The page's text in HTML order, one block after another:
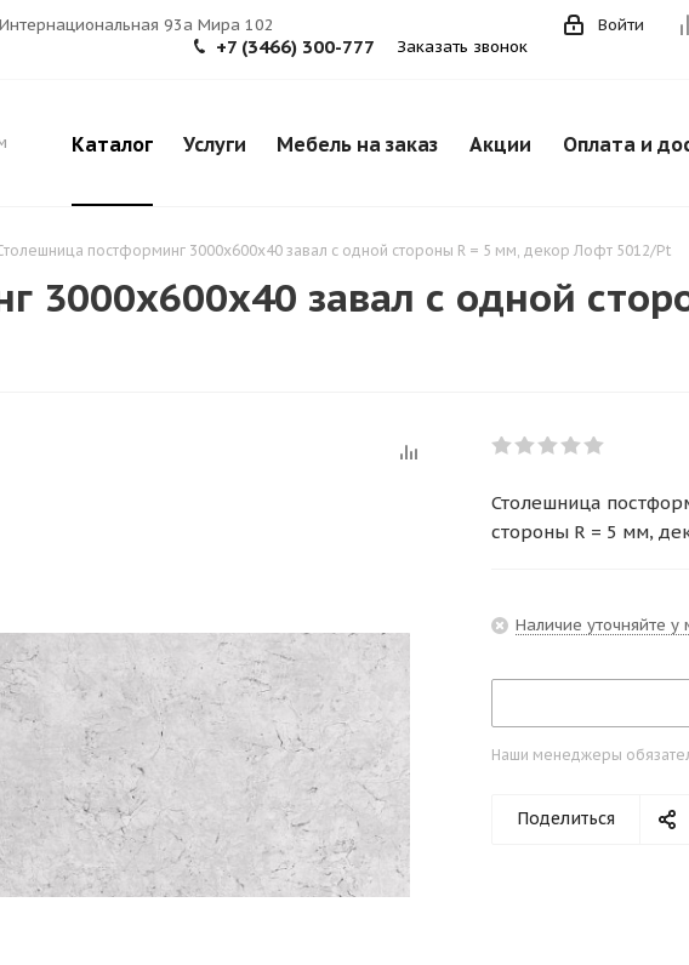
93а Мира 102 Войти
+7 (3466) 300-777 Заказать звонок
Каталог Услуги Мебель на заказ Акции Оплата и
постформинг 3000х600х40 завал с одной стороны R = 5 мм, декор Лофт 5012/Pt
3000х600х40 завал с одной
Столешница
стороны R = 5 мм,
Наличие уточняйте
Наши менеджеры
Поделиться